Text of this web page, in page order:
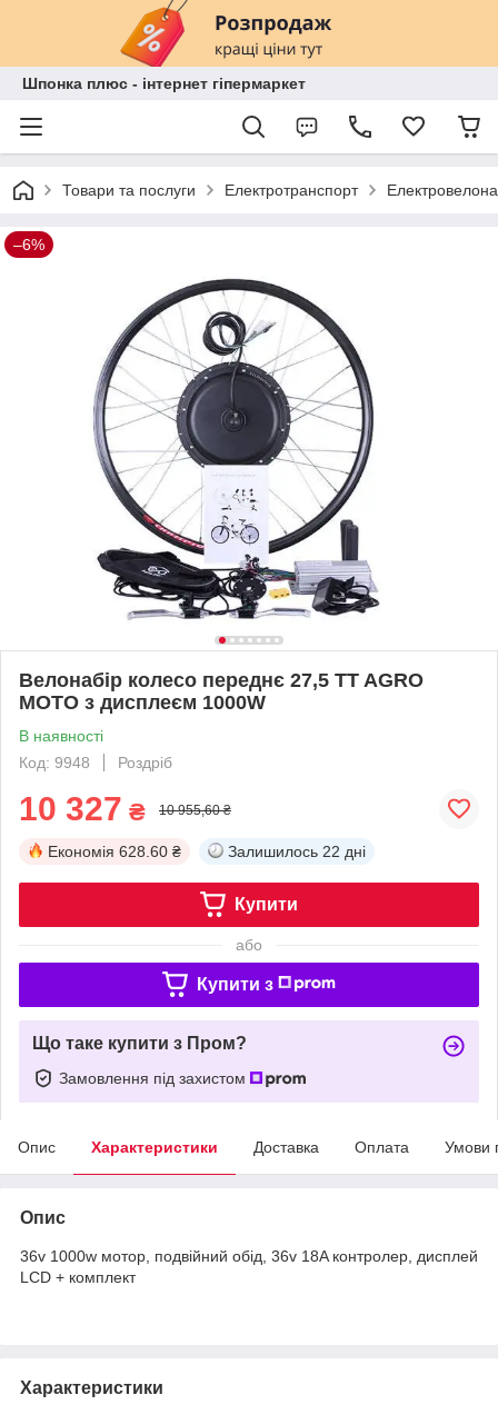
Шпонка плюс - інтернет гіпермаркет
Товари та послуги Електротранспорт
–6%
Велонабір колесо переднє 27,5 TT AGRO
MOTO з дисплеєм 1000W
В наявності
Код: 9948
Роздріб
10 327 ₴ 10 955,60 ₴
Економія 628.60 ₴ Залишилось 22 дні
Купити
або
Купити з
Що таке купити з Пром?
Замовлення під захистом
Опис Характеристики Доставка Оплата Умови
Опис
36v 1000w мотор, подвійний обід, 36v 18A контролер, дисплей
LCD + комплект
Характеристики